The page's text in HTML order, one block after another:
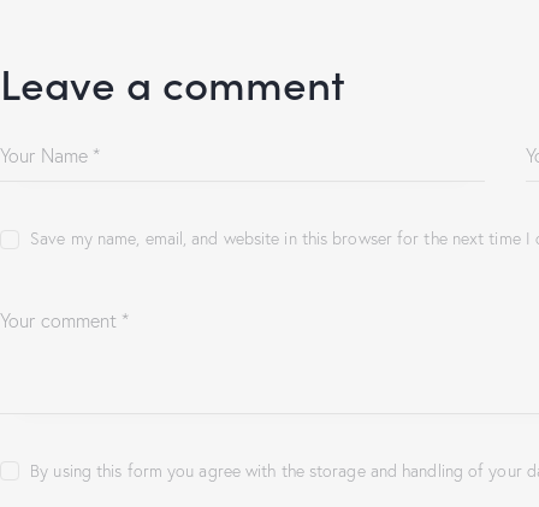
Leave a comment
Save my name, email, and website in this browser for the next time I
By using this form you agree with the storage and handling of your